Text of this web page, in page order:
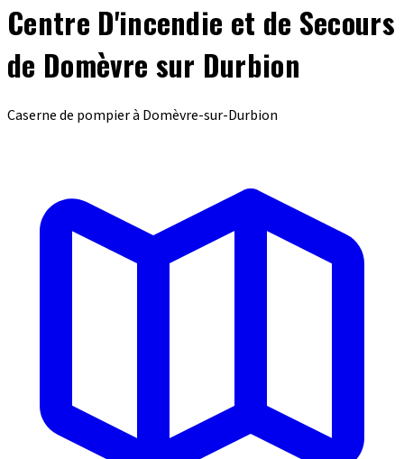
Centre D'incendie et de Secours
de Domèvre sur Durbion
Caserne de pompier à Domèvre-sur-Durbion